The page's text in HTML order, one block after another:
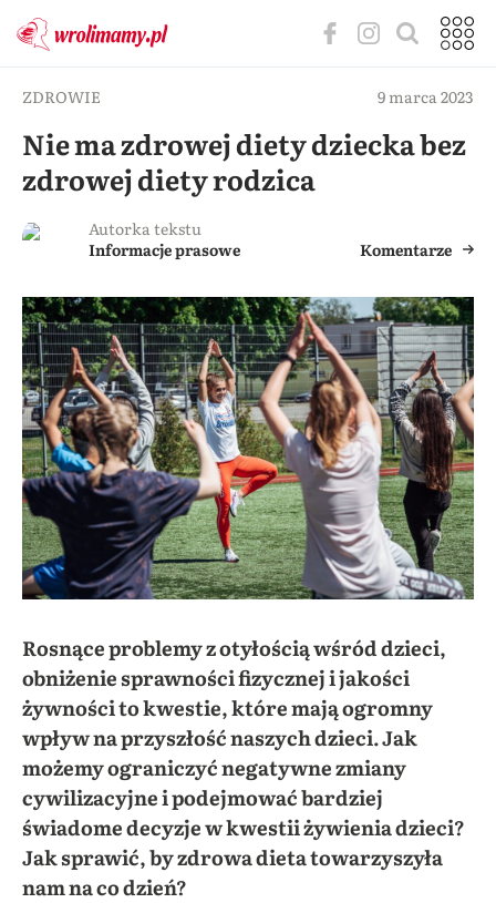
ZDROWIE 9 marca 2023
Nie ma zdrowej diety dziecka bez
zdrowej diety rodzica
Autorka tekstu
Informacje prasowe
Komentarze
Rosnące problemy z otyłością wśród dzieci,
obniżenie sprawności fizycznej i jakości
żywności to kwestie, które mają ogromny
wpływ na przyszłość naszych dzieci. Jak
możemy ograniczyć negatywne zmiany
cywilizacyjne i podejmować bardziej
świadome decyzje w kwestii żywienia dzieci?
Jak sprawić, by zdrowa dieta towarzyszyła
nam na co dzień?